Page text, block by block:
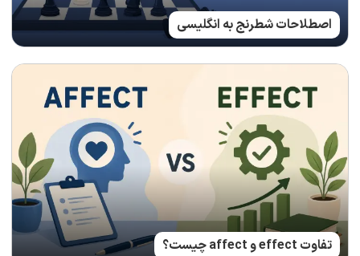
اصطلاحات شطرنج به انگلیسی
تفاوت effect و affect چیست؟